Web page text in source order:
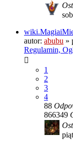
autor: abubu »
Regulamin,
1
2
3
4
88
866349